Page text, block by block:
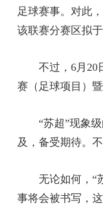
足球赛事。对此
该联赛分赛区拟
不过，6月20日
赛（足球项目）
“苏超”现象级
及，备受期待。
无论如何，“苏
事将会被书写，